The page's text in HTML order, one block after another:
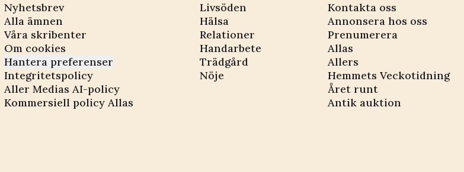
Nyhetsbrev
Alla ämnen
Våra skribenter
Om cookies
Hantera preferenser
Integritetspolicy
Aller Medias AI-policy
Kommersiell policy Allas
Livsöden
Hälsa
Relationer
Handarbete
Trädgård
Nöje
Kontakta oss
Annonsera hos oss
Prenumerera
Allas
Allers
Hemmets Veckotidning
Året runt
Antik auktion